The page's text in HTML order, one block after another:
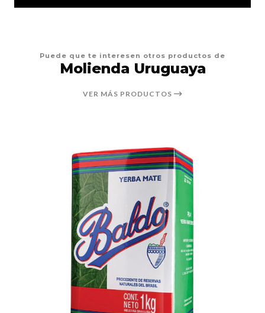
Puede que te interesen otros productos de
Molienda Uruguaya
VER MÁS PRODUCTOS